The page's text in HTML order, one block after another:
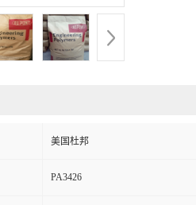
美国杜邦
PA3426